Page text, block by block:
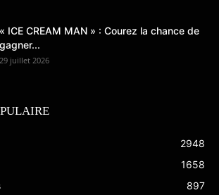
« ICE CREAM MAN » : Courez la chance de
gagner...
29 juillet 2026
2948
1658
897